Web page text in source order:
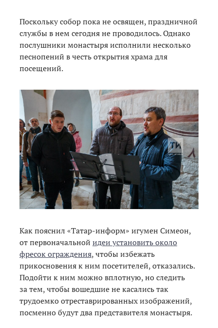
Поскольку собор пока не освящен, праздничной
службы в нем сегодня не проводилось. Однако
послушники монастыря исполнили несколько
песнопений в честь открытия храма для
посещений.
Как пояснил «Татар-информ» игумен Симеон,
от первоначальной идеи установить около
фресок ограждения, чтобы избежать
прикосновения к ним посетителей, отказались.
Подойти к ним можно вплотную, но следить
за тем, чтобы вошедшие не касались так
трудоемко отреставрированных изображений,
посменно будут два представителя монастыря.